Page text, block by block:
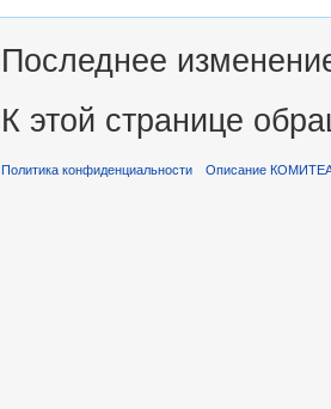
Последнее
К этой странице
Политика конфиденциальности Описание